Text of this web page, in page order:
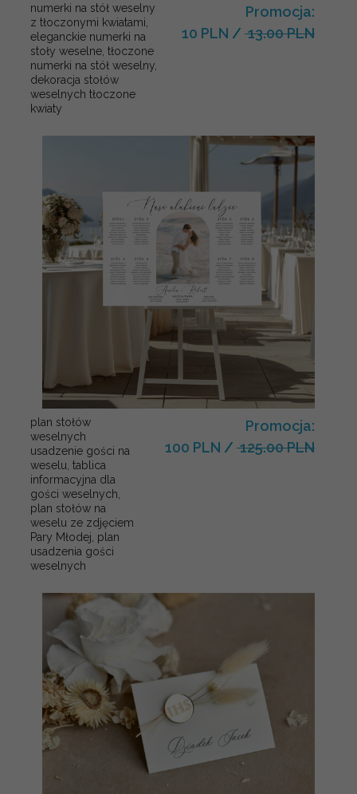
numerki na stół weselny
z tłoczonymi kwiatami,
eleganckie numerki na
stoły weselne, tłoczone
numerki na stół weselny,
dekoracja stołów
weselnych tłoczone
kwiaty
Promocja:
10 PLN / 13.00 PLN
plan stołów
weselnych
usadzenie gości na
weselu, tablica
informacyjna dla
gości weselnych,
plan stołów na
weselu ze zdjęciem
Pary Młodej, plan
usadzenia gości
weselnych
Promocja:
100 PLN / 125.00 PLN